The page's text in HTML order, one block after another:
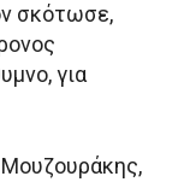
σκότωσε,
για
Μουζουράκης,